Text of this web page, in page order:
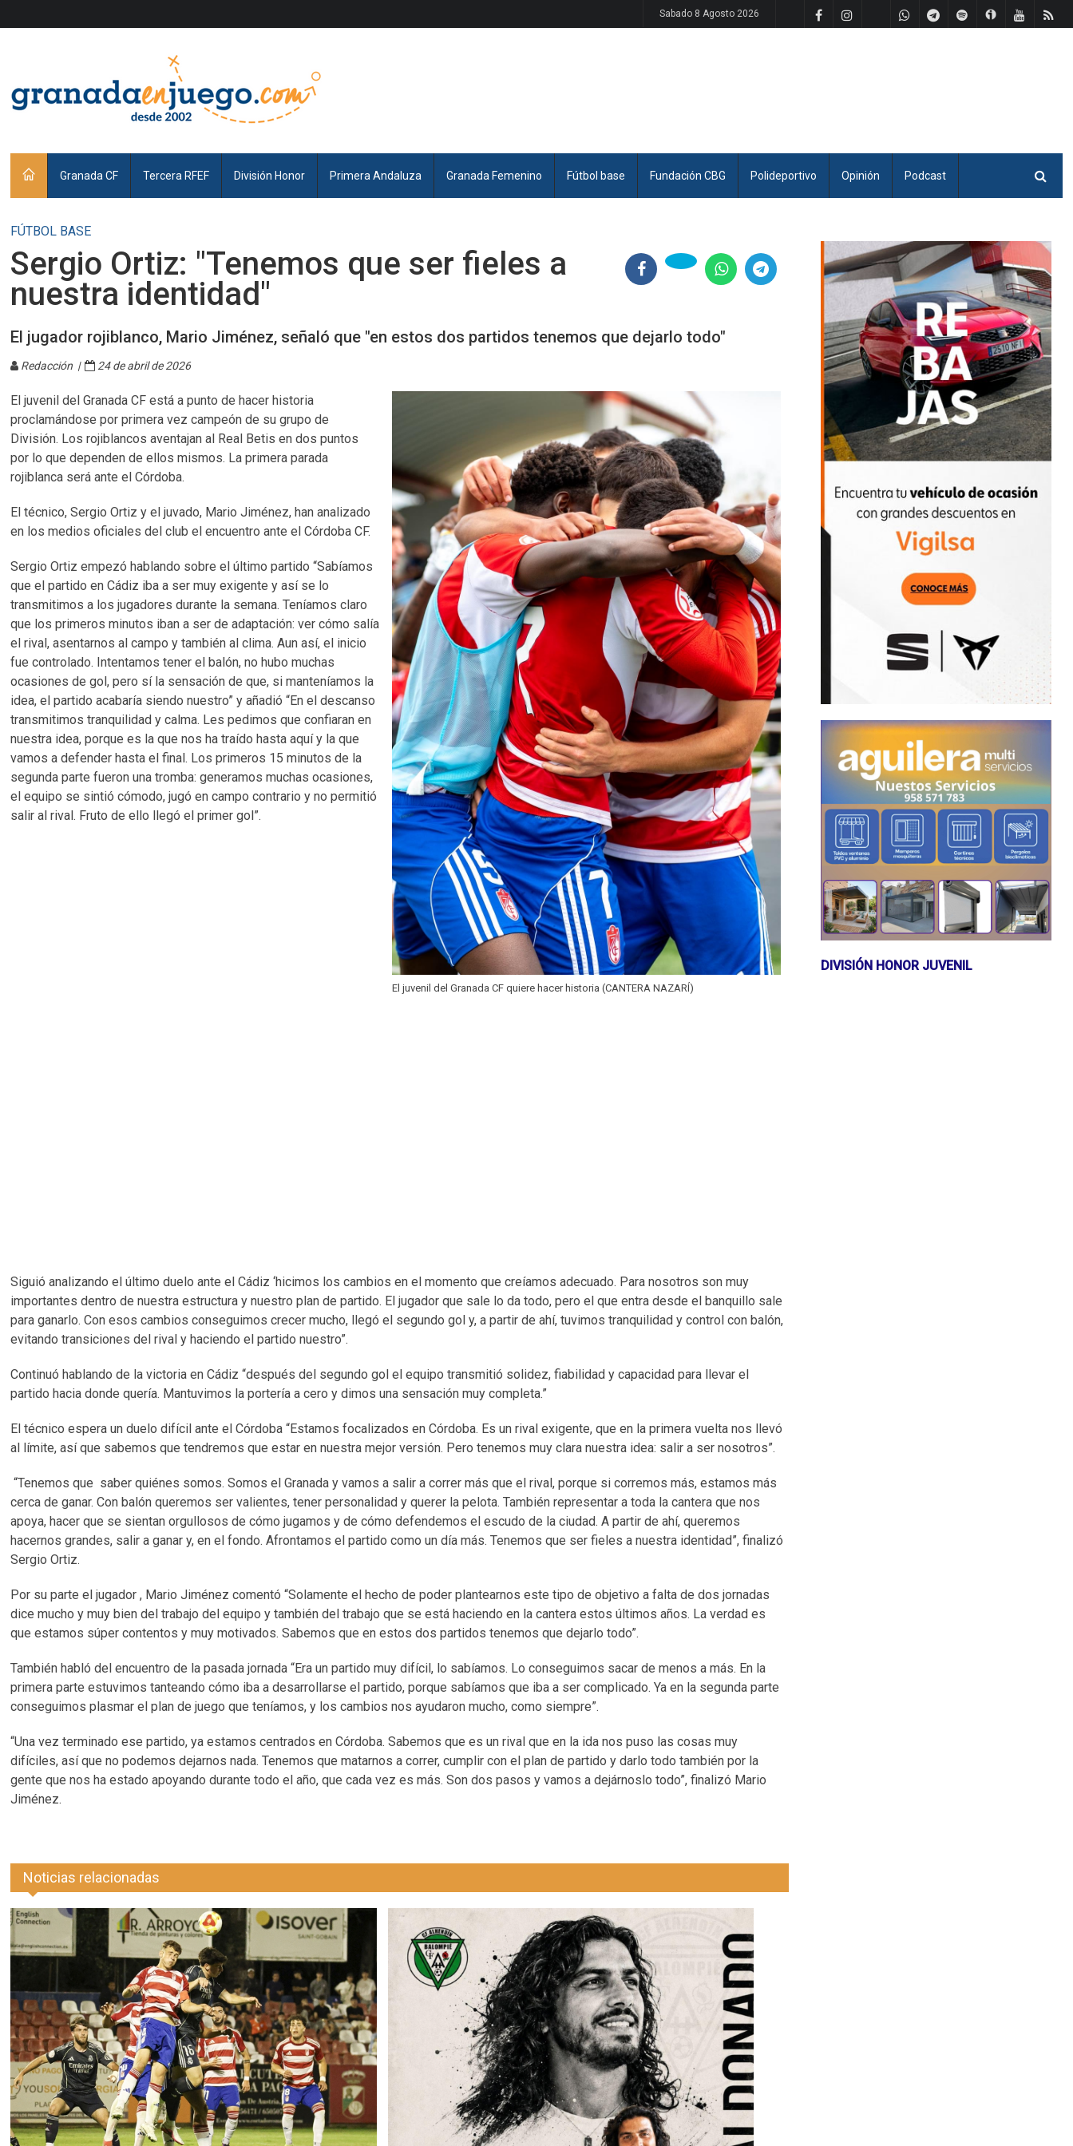
Sabado 8 Agosto 2026
Granada CF Tercera RFEF División Honor Primera Andaluza Granada Femenino Fútbol base Fundación CBG Polideportivo Opinión Podcast
FÚTBOL BASE
Sergio Ortiz: "Tenemos que ser fieles a
nuestra identidad"
El jugador rojiblanco, Mario Jiménez, señaló que "en estos dos partidos tenemos que dejarlo todo"
Redacción | 24 de abril de 2026
El juvenil del Granada CF quiere hacer historia (CANTERA NAZARÍ)
El juvenil del Granada CF está a punto de hacer historia
proclamándose por primera vez campeón de su grupo de
División. Los rojiblancos aventajan al Real Betis en dos puntos
por lo que dependen de ellos mismos. La primera parada
rojiblanca será ante el Córdoba.
El técnico, Sergio Ortiz y el juvado, Mario Jiménez, han analizado
en los medios oficiales del club el encuentro ante el Córdoba CF.
Sergio Ortiz empezó hablando sobre el último partido “Sabíamos
que el partido en Cádiz iba a ser muy exigente y así se lo
transmitimos a los jugadores durante la semana. Teníamos claro
que los primeros minutos iban a ser de adaptación: ver cómo salía
el rival, asentarnos al campo y también al clima. Aun así, el inicio
fue controlado. Intentamos tener el balón, no hubo muchas
ocasiones de gol, pero sí la sensación de que, si manteníamos la
idea, el partido acabaría siendo nuestro” y añadió “En el descanso
transmitimos tranquilidad y calma. Les pedimos que confiaran en
nuestra idea, porque es la que nos ha traído hasta aquí y la que
vamos a defender hasta el final. Los primeros 15 minutos de la
segunda parte fueron una tromba: generamos muchas ocasiones,
el equipo se sintió cómodo, jugó en campo contrario y no permitió
salir al rival. Fruto de ello llegó el primer gol”.
Siguió analizando el último duelo ante el Cádiz ‘hicimos los cambios en el momento que creíamos adecuado. Para nosotros son muy
importantes dentro de nuestra estructura y nuestro plan de partido. El jugador que sale lo da todo, pero el que entra desde el banquillo sale
para ganarlo. Con esos cambios conseguimos crecer mucho, llegó el segundo gol y, a partir de ahí, tuvimos tranquilidad y control con balón,
evitando transiciones del rival y haciendo el partido nuestro”.
Continuó hablando de la victoria en Cádiz “después del segundo gol el equipo transmitió solidez, fiabilidad y capacidad para llevar el
partido hacia donde quería. Mantuvimos la portería a cero y dimos una sensación muy completa.”
El técnico espera un duelo difícil ante el Córdoba “Estamos focalizados en Córdoba. Es un rival exigente, que en la primera vuelta nos llevó
al límite, así que sabemos que tendremos que estar en nuestra mejor versión. Pero tenemos muy clara nuestra idea: salir a ser nosotros”.
“Tenemos que saber quiénes somos. Somos el Granada y vamos a salir a correr más que el rival, porque si corremos más, estamos más
cerca de ganar. Con balón queremos ser valientes, tener personalidad y querer la pelota. También representar a toda la cantera que nos
apoya, hacer que se sientan orgullosos de cómo jugamos y de cómo defendemos el escudo de la ciudad. A partir de ahí, queremos
hacernos grandes, salir a ganar y, en el fondo. Afrontamos el partido como un día más. Tenemos que ser fieles a nuestra identidad”, finalizó
Sergio Ortiz.
Por su parte el jugador , Mario Jiménez comentó “Solamente el hecho de poder plantearnos este tipo de objetivo a falta de dos jornadas
dice mucho y muy bien del trabajo del equipo y también del trabajo que se está haciendo en la cantera estos últimos años. La verdad es
que estamos súper contentos y muy motivados. Sabemos que en estos dos partidos tenemos que dejarlo todo”.
También habló del encuentro de la pasada jornada “Era un partido muy difícil, lo sabíamos. Lo conseguimos sacar de menos a más. En la
primera parte estuvimos tanteando cómo iba a desarrollarse el partido, porque sabíamos que iba a ser complicado. Ya en la segunda parte
conseguimos plasmar el plan de juego que teníamos, y los cambios nos ayudaron mucho, como siempre”.
“Una vez terminado ese partido, ya estamos centrados en Córdoba. Sabemos que es un rival que en la ida nos puso las cosas muy
difíciles, así que no podemos dejarnos nada. Tenemos que matarnos a correr, cumplir con el plan de partido y darlo todo también por la
gente que nos ha estado apoyando durante todo el año, que cada vez es más. Son dos pasos y vamos a dejárnoslo todo”, finalizó Mario
Jiménez.
Noticias relacionadas
DIVISIÓN HONOR JUVENIL